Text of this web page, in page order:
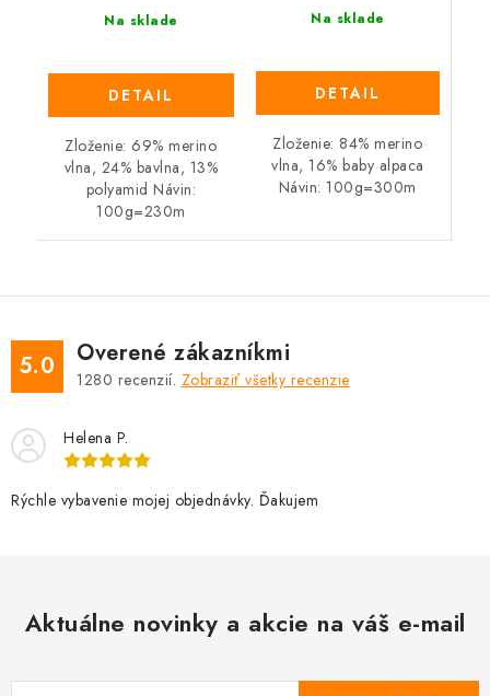
Na sklade
DETAIL
Zloženie: 69% merino
vlna, 24% bavlna, 13%
polyamid Návin:
100g=230m
Na sklade
DETAIL
Zloženie: 84% merino
vlna, 16% baby alpaca
Návin: 100g=300m
5.0 Overené zákazníkmi
1280 recenzií. Zobraziť všetky recenzie
Helena P.
Rýchle vybavenie mojej objednávky. Ďakujem
Aktuálne novinky a akcie na váš e-mail